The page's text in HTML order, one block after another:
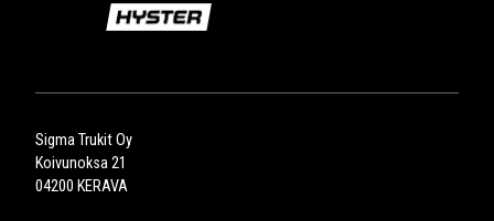
Sigma Trukit Oy
Koivunoksa 21
04200 KERAVA